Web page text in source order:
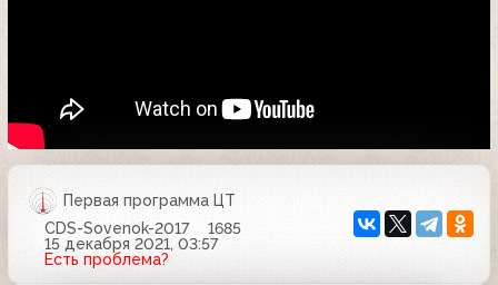
Первая программа ЦТ
CDS-Sovenok-2017
1685
15 декабря 2021, 03:57
Есть проблема?